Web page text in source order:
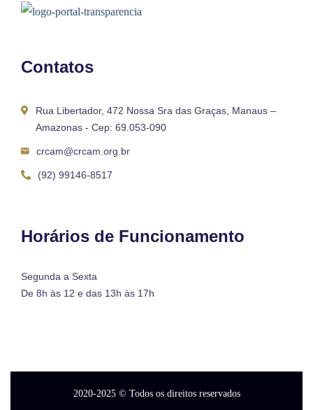
Contatos
Rua Libertador, 472 Nossa Sra das Graças, Manaus –
Amazonas - Cep: 69.053-090
crcam@crcam.org.br
(92) 99146-8517
Horários de Funcionamento
Segunda a Sexta
De 8h às 12 e das 13h às 17h
2020-2025© Todos os direitos reservados